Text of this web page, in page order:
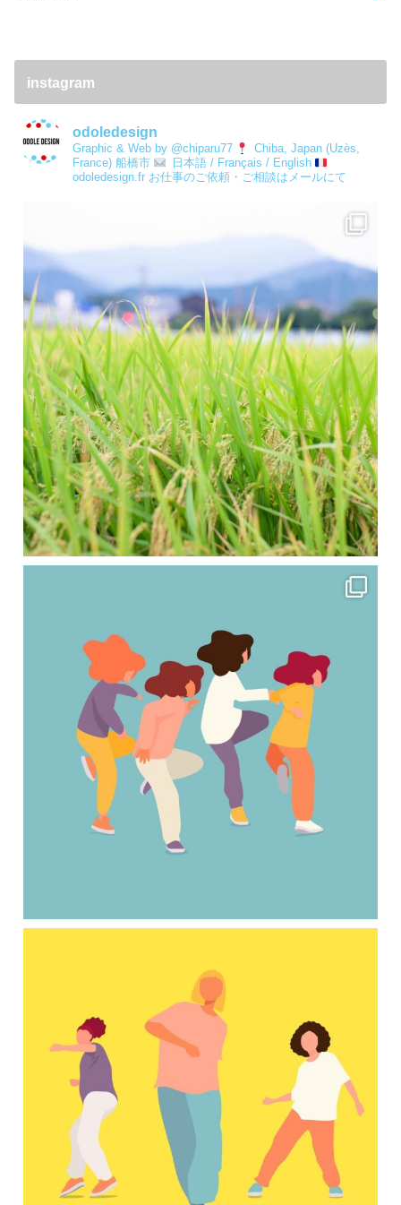
instagram
odoledesign
Graphic & Web by @chiparu77
Chiba, Japan (Uzès,
France) 船橋市
日本語 / Français / English
odoledesign.fr お仕事のご依頼・ご相談はメールにて